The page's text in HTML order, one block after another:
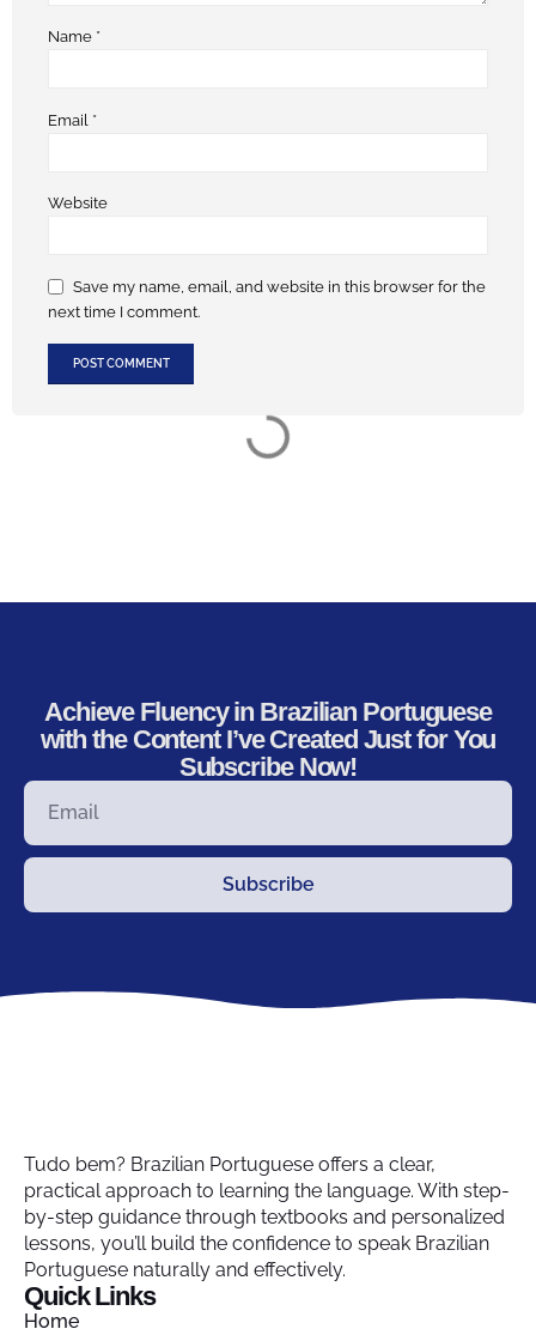
Name *
Email *
Website
Save my name, email, and website in this browser for the
next time I comment.
Achieve Fluency in Brazilian Portuguese
with the Content I’ve Created Just for You
Subscribe Now!
Subscribe
Tudo bem? Brazilian Portuguese offers a clear,
practical approach to learning the language. With step-
by-step guidance through textbooks and personalized
lessons, you’ll build the confidence to speak Brazilian
Portuguese naturally and effectively.
Quick Links
Home